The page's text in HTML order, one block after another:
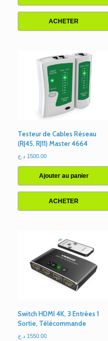
ACHETER
Testeur de Cables Réseau
(RJ45, RJ11) Master 4664
1500.00 د.ج
Ajouter au panier
ACHETER
Switch HDMI 4K, 3 Entrées 1
Sortie, Télécommande
1550.00 د.ج